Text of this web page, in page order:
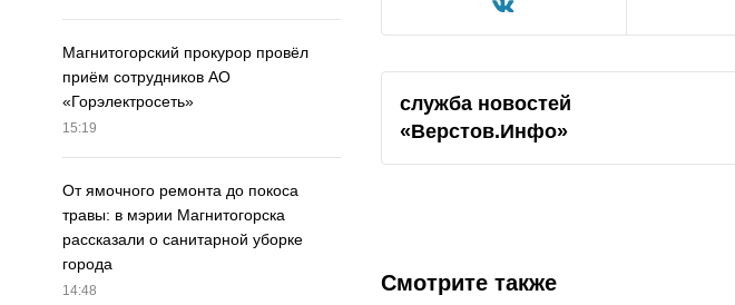
Магнитогорский прокурор провёл
приём сотрудников АО
«Горэлектросеть»
15:19
От ямочного ремонта до покоса
травы: в мэрии Магнитогорска
рассказали о санитарной уборке
города
14:48
служба новостей
«Верстов.Инфо»
Смотрите также